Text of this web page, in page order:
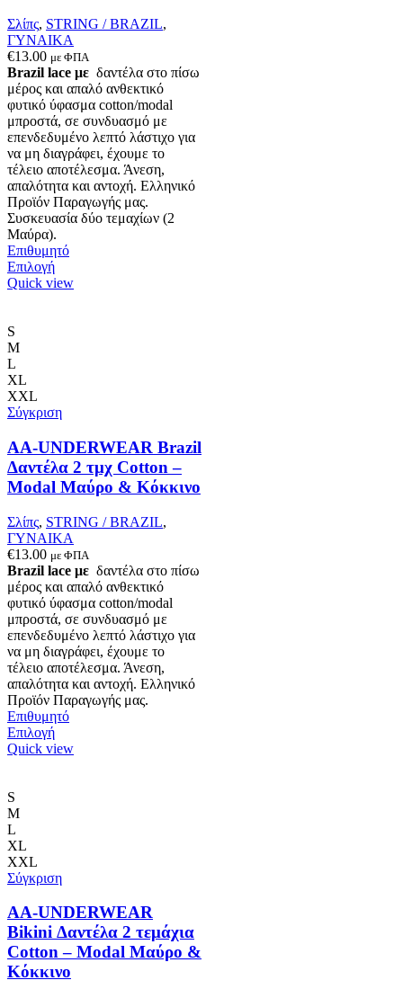
Σλίπς, STRING / BRAZIL,
ΓΥΝΑΙΚΑ
€13.00 με ΦΠΑ
Brazil lace με δαντέλα στο πίσω
μέρος και απαλό ανθεκτικό
φυτικό ύφασμα cotton/modal
μπροστά, σε συνδυασμό με
επενδεδυμένο λεπτό λάστιχο για
να μη διαγράφει, έχουμε το
τέλειο αποτέλεσμα. Άνεση,
απαλότητα και αντοχή. Ελληνικό
Προϊόν Παραγωγής μας.
Συσκευασία δύο τεμαχίων (2
Μαύρα).
Επιθυμητό
ΕπιλογήΑυτό
το
να
στη
σελίδα
του
προϊόντος
Quick view
S
M
L
XL
XXL
Σύγκριση
AA-UNDERWEAR Brazil
Δαντέλα 2 τμχ Cotton –
Modal Μαύρο & Κόκκινο
Σλίπς, STRING / BRAZIL,
ΓΥΝΑΙΚΑ
€13.00 με ΦΠΑ
Brazil lace με δαντέλα στο πίσω
μέρος και απαλό ανθεκτικό
φυτικό ύφασμα cotton/modal
μπροστά, σε συνδυασμό με
επενδεδυμένο λεπτό λάστιχο για
να μη διαγράφει, έχουμε το
τέλειο αποτέλεσμα. Άνεση,
απαλότητα και αντοχή. Ελληνικό
Προϊόν Παραγωγής μας.
Επιθυμητό
ΕπιλογήΑυτό
το
να
στη
σελίδα
του
προϊόντος
Quick view
S
M
L
XL
XXL
Σύγκριση
AA-UNDERWEAR
Bikini Δαντέλα 2 τεμάχια
Cotton – Modal Μαύρο &
Κόκκινο